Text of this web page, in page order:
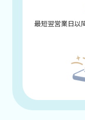
最短翌営業日以